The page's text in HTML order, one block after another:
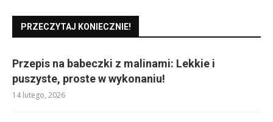
PRZECZYTAJ KONIECZNIE!
Przepis na babeczki z malinami: Lekkie i
puszyste, proste w wykonaniu!
14 lutego, 2026